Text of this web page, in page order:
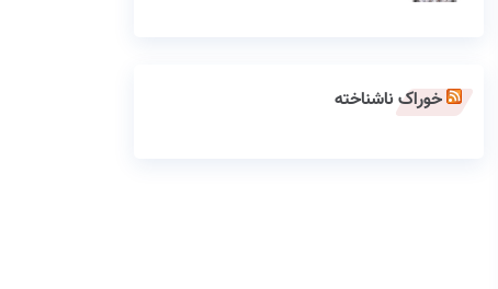
خوراک ناشناخته